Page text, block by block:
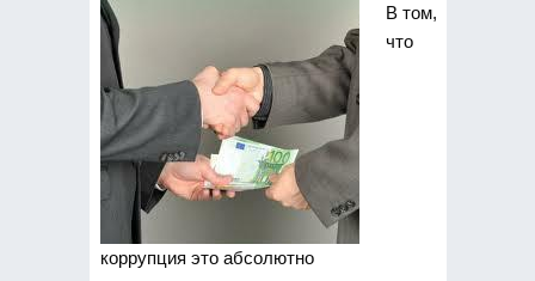
В том,
что
коррупция это абсолютно